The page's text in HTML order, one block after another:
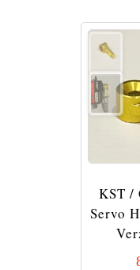
KST /
Servo